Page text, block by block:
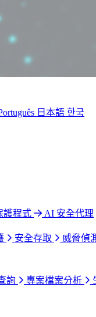
日本語 한국
護程式
AI 安全代理
安全存取
威脅偵
詢 專案檔案分析